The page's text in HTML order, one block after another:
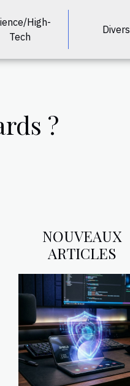
High-
Tech
Divers
?
NOUVEAUX
ARTICLES